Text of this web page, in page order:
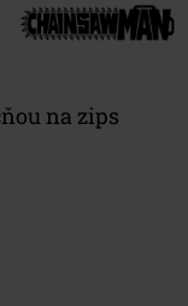
na zips